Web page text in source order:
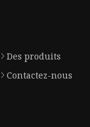
Des produits
Contactez-nous